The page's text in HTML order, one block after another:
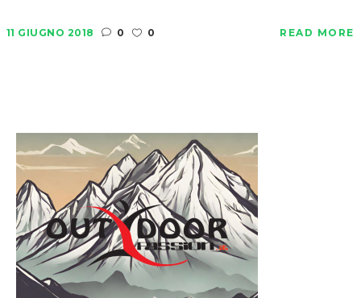
11 GIUGNO 2018 0 0 READ MORE